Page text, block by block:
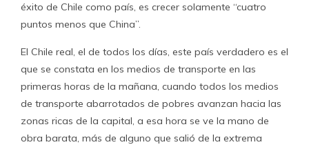
éxito de Chile como país, es crecer solamente “cuatro
puntos menos que China”.
El Chile real, el de todos los días, este país verdadero es el
que se constata en los medios de transporte en las
primeras horas de la mañana, cuando todos los medios
de transporte abarrotados de pobres avanzan hacia las
zonas ricas de la capital, a esa hora se ve la mano de
obra barata, más de alguno que salió de la extrema